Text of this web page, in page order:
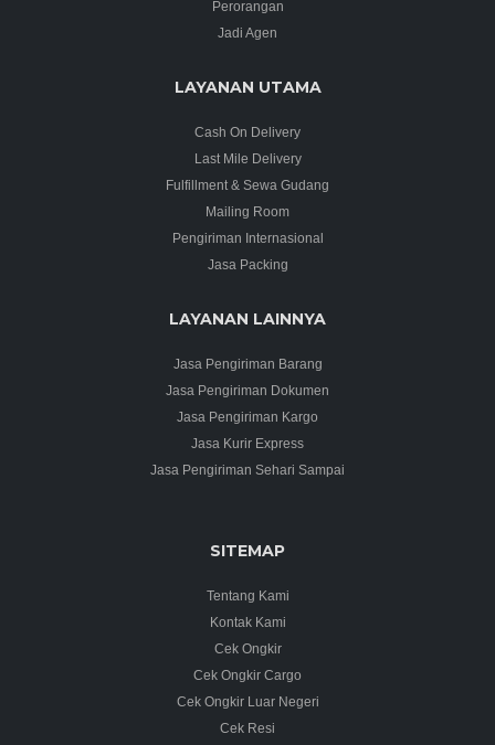
Perorangan
Jadi Agen
LAYANAN UTAMA
Cash On Delivery
Last Mile Delivery
Fulfillment & Sewa Gudang
Mailing Room
Pengiriman Internasional
Jasa Packing
LAYANAN LAINNYA
Jasa Pengiriman Barang
Jasa Pengiriman Dokumen
Jasa Pengiriman Kargo
Jasa Kurir Express
Jasa Pengiriman Sehari Sampai
SITEMAP
Tentang Kami
Kontak Kami
Cek Ongkir
Cek Ongkir Cargo
Cek Ongkir Luar Negeri
Cek Resi